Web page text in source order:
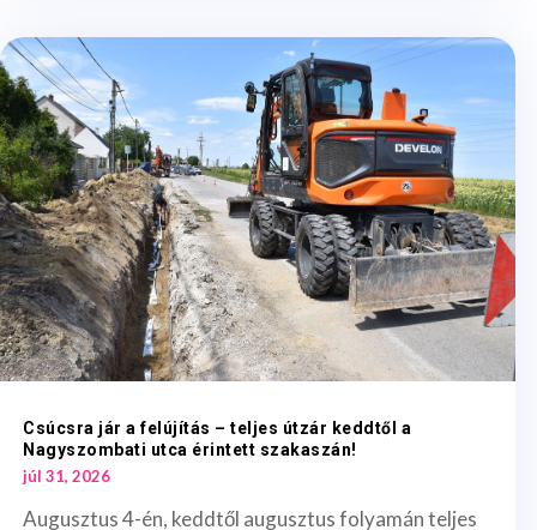
Csúcsra jár a felújítás – teljes útzár keddtől a
Nagyszombati utca érintett szakaszán!
júl 31, 2026
Augusztus 4-én, keddtől augusztus folyamán teljes